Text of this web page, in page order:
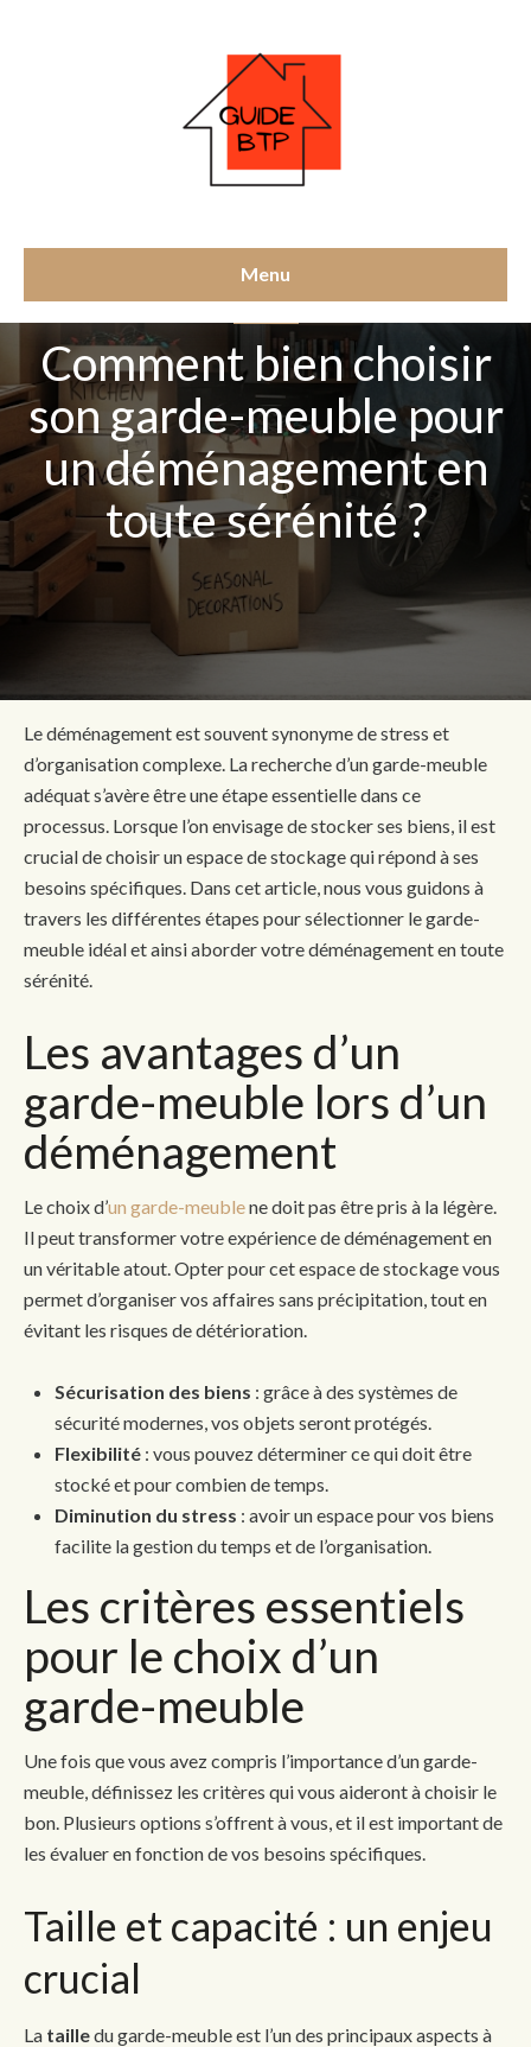
Menu
Comment bien choisir
son garde-meuble pour
un déménagement en
toute sérénité ?
Le déménagement est souvent synonyme de stress et
d’organisation complexe. La recherche d’un garde-meuble
adéquat s’avère être une étape essentielle dans ce
processus. Lorsque l’on envisage de stocker ses biens, il est
crucial de choisir un espace de stockage qui répond à ses
besoins spécifiques. Dans cet article, nous vous guidons à
travers les différentes étapes pour sélectionner le garde-
meuble idéal et ainsi aborder votre déménagement en toute
sérénité.
Les avantages d’un
garde-meuble lors d’un
déménagement
Le choix d’un garde-meublene doit pas être pris à la légère.
Il peut transformer votre expérience de déménagement en
un véritable atout. Opter pour cet espace de stockage vous
permet d’organiser vos affaires sans précipitation, tout en
évitant les risques de détérioration.
Sécurisation des biens : grâce à des systèmes de
sécurité modernes, vos objets seront protégés.
Flexibilité : vous pouvez déterminer ce qui doit être
stocké et pour combien de temps.
Diminution du stress : avoir un espace pour vos biens
facilite la gestion du temps et de l’organisation.
Les critères essentiels
pour le choix d’un
garde-meuble
Une fois que vous avez compris l’importance d’un garde-
meuble, définissez les critères qui vous aideront à choisir le
bon. Plusieurs options s’offrent à vous, et il est important de
les évaluer en fonction de vos besoins spécifiques.
Taille et capacité : un enjeu
crucial
La tailledu garde-meuble est l’un des principaux aspects à